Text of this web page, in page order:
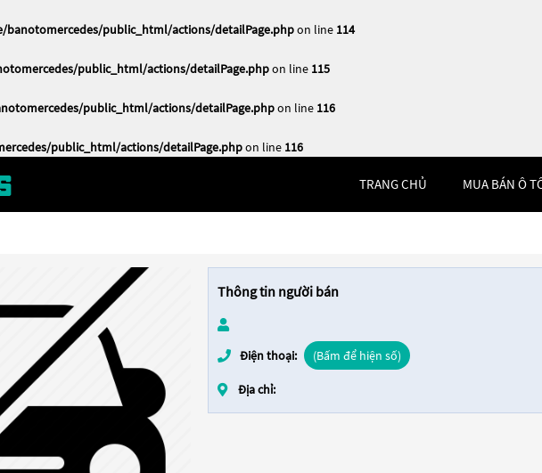
banotomercedes/public_html/actions/detailPage.phpon line 114
public_html/actions/detailPage.phpon line 115
public_html/actions/detailPage.phpon line 116
public_html/actions/detailPage.phpon line 116
TRANG CHỦ MUA BÁN Ô
Thông tin người bán
Điện thoại: (Bấm để hiện số)
Địa chỉ: